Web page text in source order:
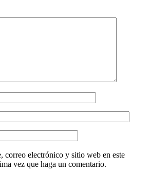
correo electrónico y sitio web en este
vez que haga un comentario.